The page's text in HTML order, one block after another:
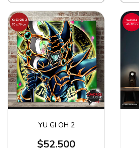
YU GI OH 2
$52.500